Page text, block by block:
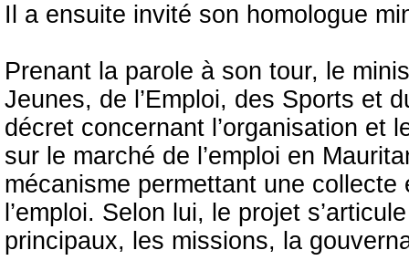
Il a ensuite invité son homologue
Prenant la parole à son tour, le
Jeunes, de l’Emploi, des Sports et
décret concernant l’organisation et
sur le marché de l’emploi en
mécanisme permettant une
l’emploi. Selon lui, le projet
principaux, les missions, la